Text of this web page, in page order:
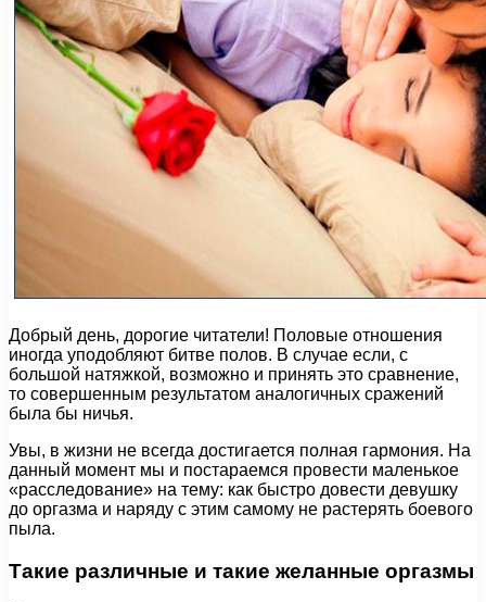
Добрый день, дорогие читатели! Половые отношения
иногда уподобляют битве полов. В случае если, с
большой натяжкой, возможно и принять это сравнение,
то совершенным результатом аналогичных сражений
была бы ничья.
Увы, в жизни не всегда достигается полная гармония. На
данный момент мы и постараемся провести маленькое
«расследование» на тему: как быстро довести девушку
до оргазма и наряду с этим самому не растерять боевого
пыла.
Такие различные и такие желанные оргазмы